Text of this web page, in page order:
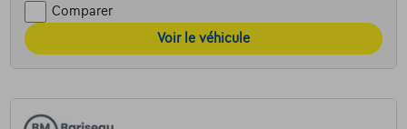
Comparer
Voir le véhicule